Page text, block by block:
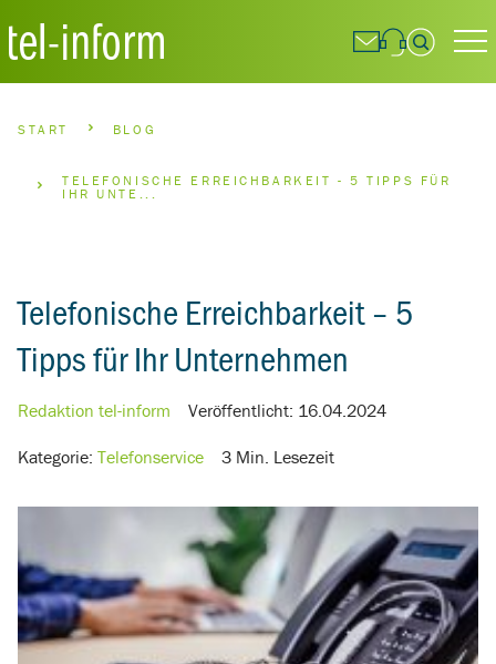
START BLOG
TELEFONISCHE ERREICHBARKEIT - 5 TIPPS FÜR
IHR UNTE...
Telefonische Erreichbarkeit – 5
Tipps für Ihr Unternehmen
Redaktion tel-inform Veröffentlicht: 16.04.2024
Kategorie: Telefonservice 3 Min. Lesezeit